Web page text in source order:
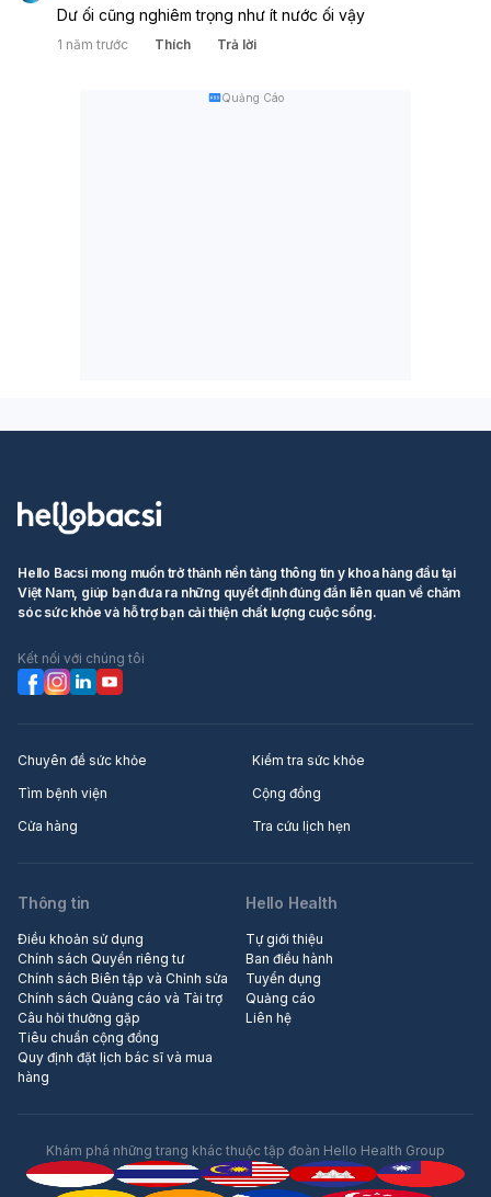
Dư ối cũng nghiêm trọng như ít nước ối vậy
1 năm trước Thích Trả lời
Quảng Cáo
Hello Bacsi mong muốn trở thành nền tảng thông tin y khoa hàng đầu tại
Việt Nam, giúp bạn đưa ra những quyết định đúng đắn liên quan về chăm
sóc sức khỏe và hỗ trợ bạn cải thiện chất lượng cuộc sống.
Kết nối với chúng tôi
Chuyên đề sức khỏe
Kiểm tra sức khỏe
Tìm bệnh viện
Cộng đồng
Cửa hàng
Tra cứu lịch hẹn
Thông tin
Điều khoản sử dụng
Chính sách Quyền riêng tư
Chính sách Biên tập và Chỉnh sửa
Chính sách Quảng cáo và Tài trợ
Câu hỏi thường gặp
Tiêu chuẩn cộng đồng
Quy định đặt lịch bác sĩ và mua
hàng
Hello Health
Tự giới thiệu
Ban điều hành
Tuyển dụng
Quảng cáo
Liên hệ
Khám phá những trang khác thuộc tập đoàn Hello Health Group